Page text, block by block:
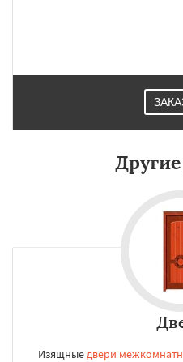
Изящныедвери